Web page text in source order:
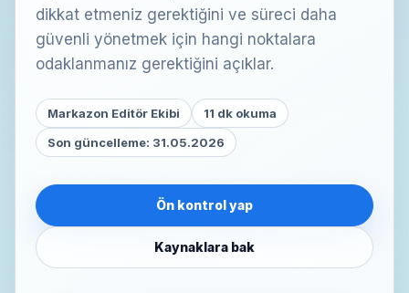
dikkat etmeniz gerektiğini ve süreci daha
güvenli yönetmek için hangi noktalara
odaklanmanız gerektiğini açıklar.
Markazon Editör Ekibi
11 dk okuma
Son güncelleme: 31.05.2026
Ön kontrol yap
Kaynaklara bak